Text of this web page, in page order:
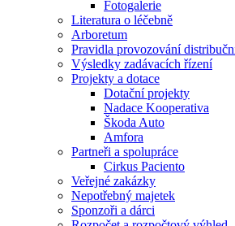
Fotogalerie
Literatura o léčebně
Arboretum
Pravidla provozování
Výsledky zadávacích řízení
Projekty a dotace
Dotační projekty
Nadace Kooperativa
Škoda Auto
Amfora
Partneři a spolupráce
Cirkus Paciento
Veřejné zakázky
Nepotřebný majetek
Sponzoři a dárci